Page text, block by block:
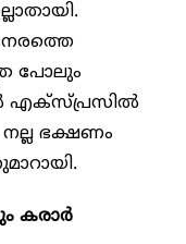
പോലും
എക്സ്പ്രസിൽ
ഭക്ഷണം
കരാർ